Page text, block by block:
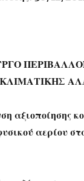
αξιοποίησης
αερίου